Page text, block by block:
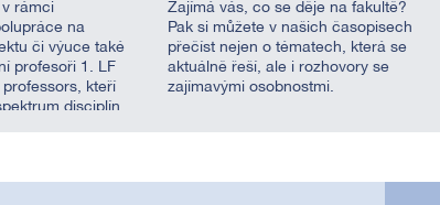
v rámci
na
či výuce také
profesoři 1. LF
professors, kteří
disciplín.
Zajímá vás, co se děje na fakultě?
Pak si můžete v našich časopisech
přečíst nejen o tématech, která se
aktuálně řeší, ale i rozhovory se
zajímavými osobnostmi.